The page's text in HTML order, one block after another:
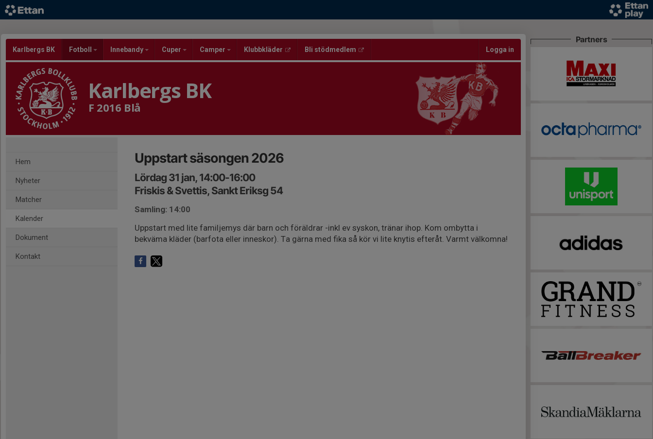
Karlbergs BK Fotboll Innebandy Cuper Camper Klubbkläder Bli stödmedlem Logga in
Karlbergs BK
F 2016 Blå
Hem
Nyheter
Matcher
Kalender
Dokument
Kontakt
Uppstart säsongen 2026
Lördag 31 jan, 14:00-16:00
Friskis & Svettis, Sankt Eriksg 54
Samling: 14:00
Uppstart med lite familjemys där barn och föräldrar -inkl ev syskon, tränar ihop. Kom ombytta i
bekväma kläder (barfota eller inneskor). Ta gärna med fika så kör vi lite knytis efteråt. Varmt välkomna!
Partners